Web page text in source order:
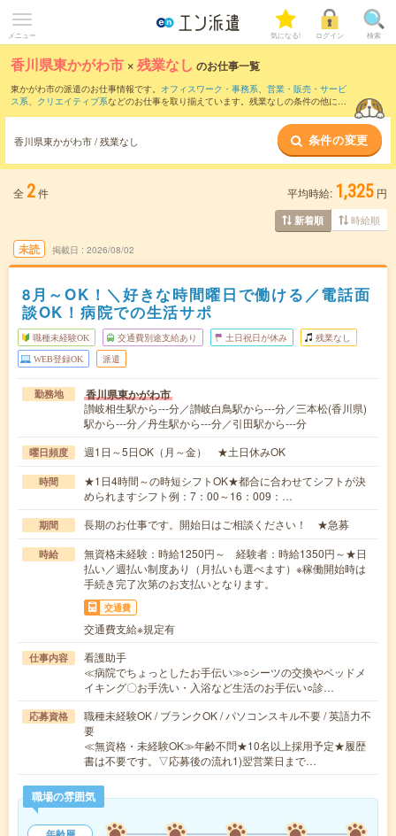
メニュー 気になる! ログイン 検索
香川県東かがわ市 ×残業なし のお仕事一覧
東かがわ市の派遣のお仕事情報です。 オフィスワーク・事務系、 営業・販売・サービ
ス系、 クリエイティブ系などのお仕事を取り揃えています。残業なしの条件の他に、
香川県東かがわ市 / 残業なし 条件の変更
全 2件 平均時給: 1,325 円
新着順 時給順
未読 掲載日 2026/08/02
8月～OK！＼好きな時間曜日で働ける／電話面
談OK！病院での生活サポ
職種未経験OK 交通費別途支給あり 土日祝日が休み 残業なし
WEB登録OK 派遣
勤務地 香川県東かがわ市
讃岐相生駅から---分／讃岐白鳥駅から---分／三本松(香川県)
駅から---分／丹生駅から---分／引田駅から---分
曜日頻度 週1日～5日OK（月～金） ★土日休みOK
時間
★1日4時間～の時短シフトOK★都合に合わせてシフトが決
められますシフト例：7：00～16：009：…
期間 長期のお仕事です。開始日はご相談ください！ ★急募
時給
無資格未経験：時給1250円～ 経験者：時給1350円～★日
払い／週払い制度あり（月払いも選べます）※稼働開始時は
手続き完了次第のお支払いとなります。
交通費
交通費支給※規定有
仕事内容
看護助手
≪病院でちょっとしたお手伝い≫○シーツの交換やベッドメ
イキング〇お手洗い・入浴など生活のお手伝い○診…
応募資格
職種未経験OK / ブランクOK / パソコンスキル不要 / 英語力不
要
≪無資格・未経験OK≫年齢不問★10名以上採用予定★履歴
書は不要です。▽応募後の流れ1)翌営業日まで…
職場の雰囲気